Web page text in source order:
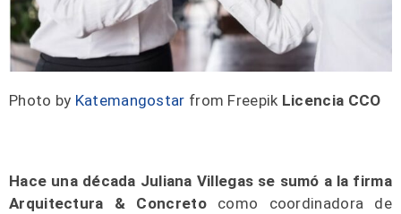
Photo by Katemangostar from Freepik Licencia CCO
Hace una década Juliana Villegas se sumó a la firma
Arquitectura & Concretocomo coordinadora de